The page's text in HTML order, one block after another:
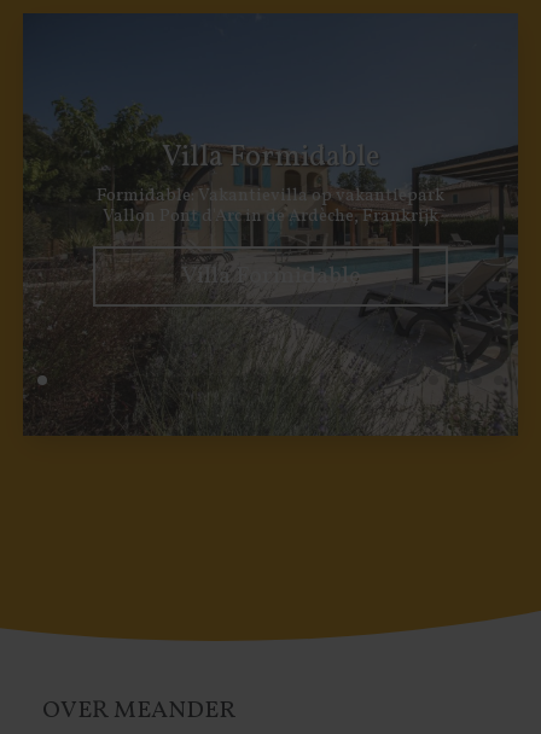
Villa Formidable
Formidable: Vakantievilla op vakantiepark
Vallon Pont d'Arc in de Ardèche, Frankrijk
Villa Formidable
OVER MEANDER